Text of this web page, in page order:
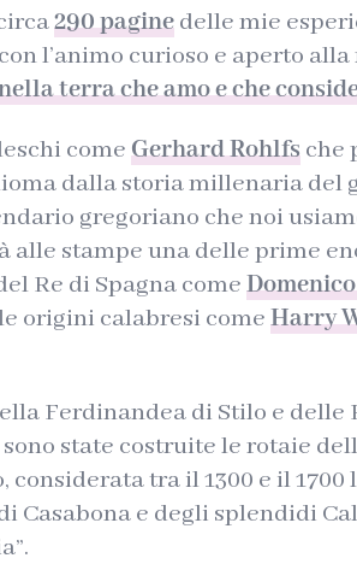
290 pagine delle mie
l’animo curioso e aperto
terra che amo e che
comeGerhard Rohlfs che
dalla storia millenaria del
gregoriano che noi
alle stampe una delle prime
Re di Spagna come
origini calabresi comeHarry
Ferdinandea di Stilo e
sono state costruite le rotaie
tra il 1300 e il 1700
Casabona e degli splendidi